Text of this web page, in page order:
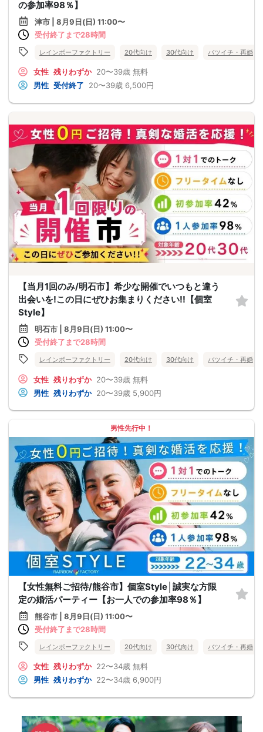
の参加率98％】
津市 | 8月9日(日) 11:00〜
受付終了まで28時間
レインボーファクトリー 20代向け 30代向け バツイチ・再婚
女性 残りわずか 20〜39歳 無料
男性 受付終了 20〜39歳 6,500円
【当月1回のみ/明石市】希少な開催でいつもと違う
出会いを!この日にぜひお集まりください!!【個室
Style】
明石市 | 8月9日(日) 11:00〜
受付終了まで28時間
レインボーファクトリー 20代向け 30代向け バツイチ・再婚
女性 残りわずか 20〜39歳 無料
男性 残りわずか 20〜39歳 5,900円
男性先行中！
【女性無料ご招待/熊谷市】個室Style│誠実な方限
定の婚活パーティー【お一人での参加率98％】
熊谷市 | 8月9日(日) 11:00〜
受付終了まで28時間
レインボーファクトリー 20代向け 30代向け バツイチ・再婚
女性 残りわずか 22〜34歳 無料
男性 残りわずか 22〜34歳 6,900円